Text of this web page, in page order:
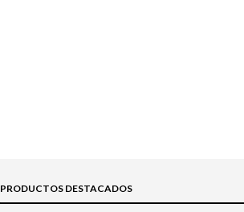
PRODUCTOS DESTACADOS